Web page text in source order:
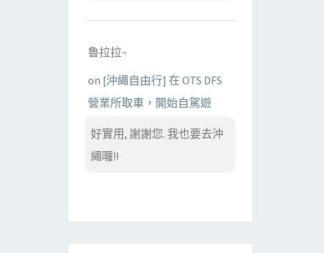
魯拉拉~
on [沖繩自由行] 在 OTS DFS
營業所取車，開始自駕遊
好實用, 謝謝您. 我也要去沖
繩囉!!